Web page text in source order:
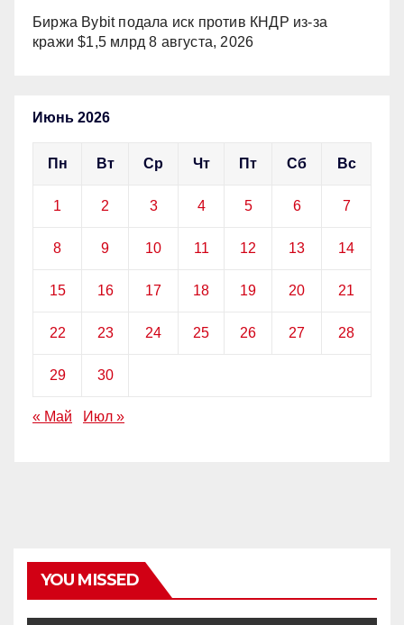
Биржа Bybit подала иск против КНДР из‑за
кражи $1,5 млрд 8 августа, 2026
Июнь 2026
Пн Вт Ср Чт Пт Сб Вс
1 2 3 4 5 6 7
8 9 10 11 12 13 14
15 16 17 18 19 20 21
22 23 24 25 26 27 28
29 30
« Май Июл »
YOU MISSED